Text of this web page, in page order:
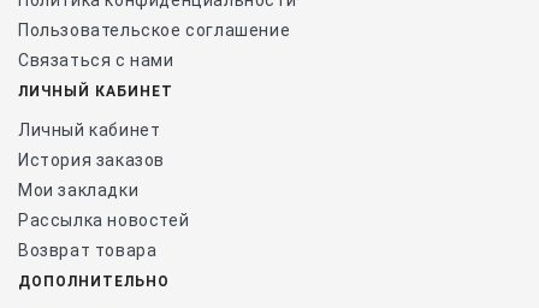
Пользовательское соглашение
Связаться с нами
ЛИЧНЫЙ КАБИНЕТ
Личный кабинет
История заказов
Мои закладки
Рассылка новостей
Возврат товара
ДОПОЛНИТЕЛЬНО